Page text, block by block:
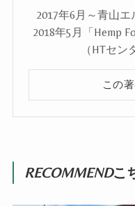
2017年6月～青山エ
2018年5月「Hemp
（HTセン
この
RECOMMENDこ